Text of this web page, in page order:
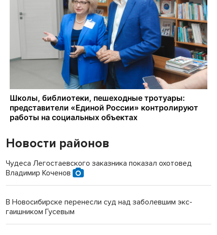
Новости районов
Чудеса Легостаевского заказника показал охотовед
Владимир Коченов
В Новосибирске перенесли суд над заболевшим экс-
гаишником Гусевым